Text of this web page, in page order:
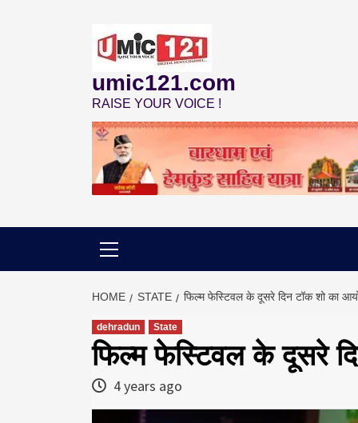
umic121.com
RAISE YOUR VOICE !
HOME STATE फिल्म फेस्टिवल के दूसरे दिन टॉक शो का
dehradun State
फिल्म फेस्टिवल के दूसरे
4 years ago